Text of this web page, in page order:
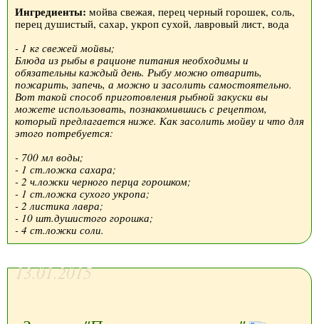
Ингредиенты: мойва свежая, перец черный горошек, соль,
перец душистый, сахар, укроп сухой, лавровый лист, вода
- 1 кг свежей мойвы;
Блюда из рыбы в рационе питания необходимы и
обязательны каждый день. Рыбу можно отварить,
пожарить, запечь, а можно и засолить самостоятельно.
Вот такой способ приготовления рыбной закуски вы
можете использовать, познакомившись с рецептом,
который предлагается ниже. Как засолить мойву и что для
этого потребуется:
- 700 мл воды;
- 1 ст.ложка сахара;
- 2 ч.ложки черного перца горошком;
- 1 ст.ложка сухого укропа;
- 2 листика лавра;
- 10 шт.душистого горошка;
- 4 ст.ложки соли.
13.01.2015